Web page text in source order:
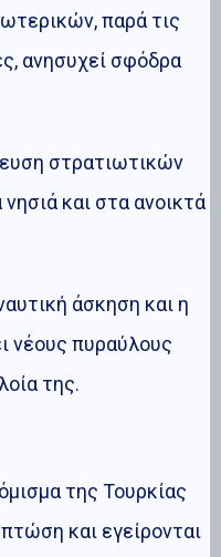
παρά τις
ανησυχεί σφόδρα
στρατιωτικών
και στα ανοικτά
άσκηση και η
νέους πυραύλους
της.
της Τουρκίας
και εγείρονται